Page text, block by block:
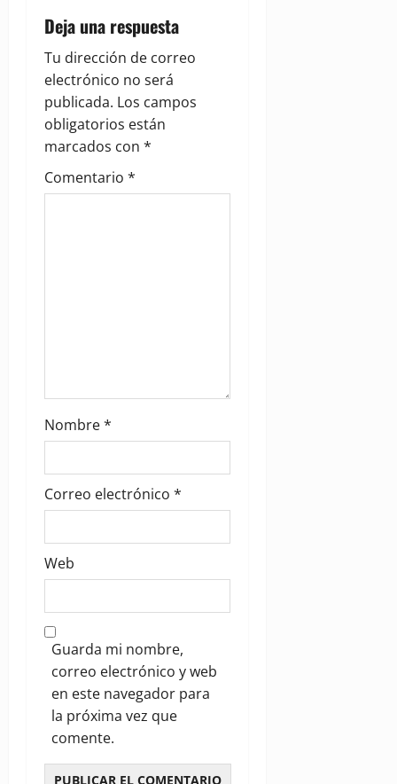
v
i
g
a
t
i
Deja una respuesta
Tu dirección de correo
electrónico no será
publicada. Los campos
obligatorios están
marcados con *
Comentario *
Nombre*
Correo electrónico *
Web
Guarda mi nombre,
correo electrónico y web
en este navegador para
la próxima vez que
comente.